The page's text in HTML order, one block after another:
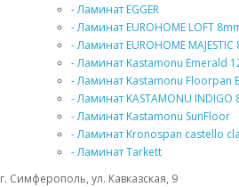
- Ламинат EGGER
- Ламинат EUROHOME LOFT
- Ламинат EUROHOME
- Ламинат Kastamonu Emerald
- Ламинат Kastamonu Floorpan
- Ламинат KASTAMONU INDIGO
- Ламинат Kastamonu SunFloor
- Ламинат Kronospan castello
- Ламинат Tarkett
г. Симферополь, ул. Кавказская, 9